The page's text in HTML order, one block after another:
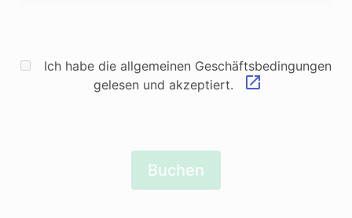
Ich habe die allgemeinen Geschäftsbedingungen
gelesen und akzeptiert.
Buchen